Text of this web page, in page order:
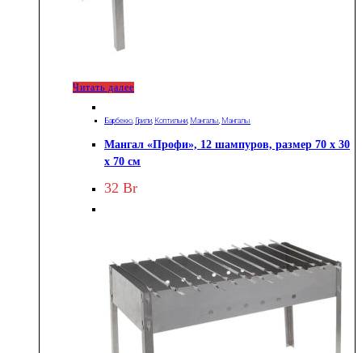
Читать далее
Барбекю, Грили, Коптильни, Мангалы, Мангалы
Мангал «Профи», 12 шампуров, размер 70 х 30
х 70 см
32 Br